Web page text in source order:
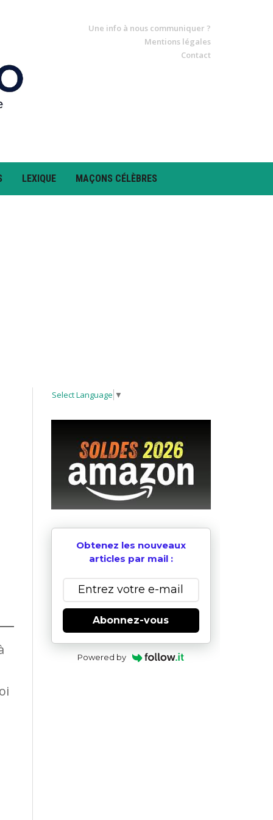
Une info à nous communiquer ?
Mentions légales
Contact
LEXIQUE MAÇONS CÉLÈBRES
Select Language ▼
Obtenez les nouveaux
articles par mail :
Abonnez-vous
Powered by